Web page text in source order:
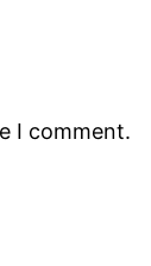
I comment.